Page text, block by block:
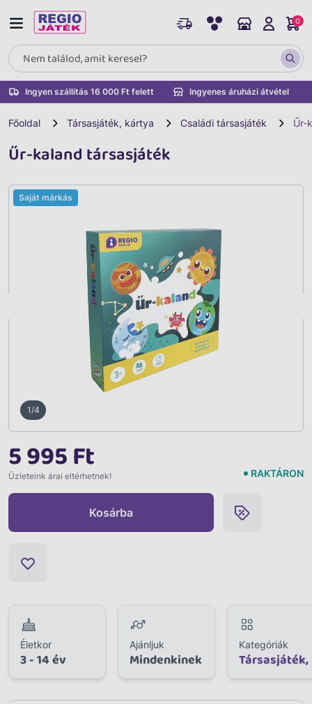
Ingyen szállítás 16 000 Ft felett Ingyenes áruházi átvétel
0
Főoldal Társasjáték, kártya Családi társasjáték Űr-
Űr-kaland társasjáték
1/4
Saját márkás
5 995 Ft
Üzleteink árai eltérhetnek! RAKTÁRON
Kosárba
Életkor
3 - 14 év
Ajánljuk
Mindenkinek
Kategóriák